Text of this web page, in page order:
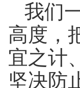
我们
高度，
宜之计
坚决防